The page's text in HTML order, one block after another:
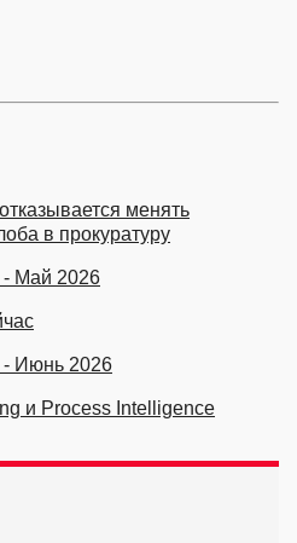
менять
в прокуратуру
- Май 2026
- Июнь 2026
и Process Intelligence